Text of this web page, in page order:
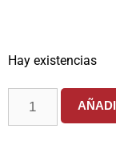
Hay existencias